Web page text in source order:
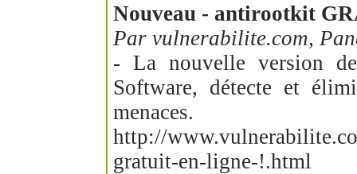
Nouveau - antirootkit
Par vulnerabilite.com,
- La nouvelle version
Software, détecte et
menaces.
http://
gratuit-en-ligne-!.html